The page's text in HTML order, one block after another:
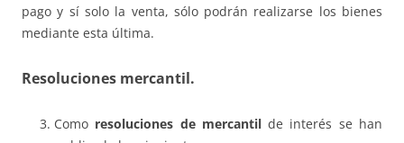
pago y sí solo la venta, sólo podrán realizarse los bienes
mediante esta última.
Resoluciones mercantil.
Como resoluciones de mercantilde interés se han